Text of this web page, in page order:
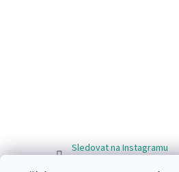
Sledovat na Instagramu